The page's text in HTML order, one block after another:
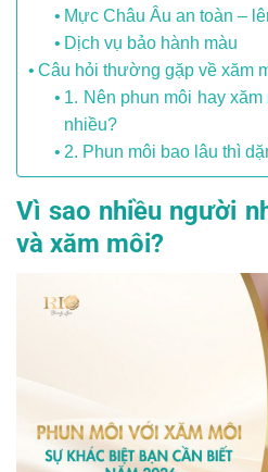
Mực Châu Âu an toàn –
Dịch vụ bảo hành màu
Câu hỏi thường gặp về xăm
1. Nên phun môi hay
nhiều?
2. Phun môi bao lâu thì
Vì sao nhiều người
và xăm môi?